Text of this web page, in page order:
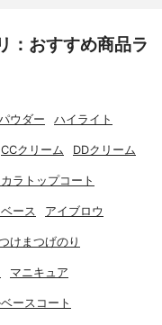
：おすすめ商品ラ
ウダー ハイライト
CCクリーム DDクリーム
ラトップコート
ース アイブロウ
けまつげのり
マニキュア
ースコート